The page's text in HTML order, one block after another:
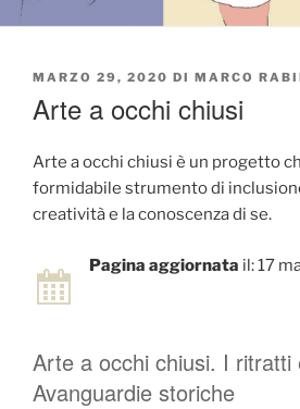
PUBBLICATO
MARZO 29, 2020 DI MARCO
Arte a occhi chiusi
Arte a occhi chiusi è un progetto
formidabile strumento di
creatività e la conoscenza di se.
Pagina aggiornata il: 17
Arte a occhi chiusi. I ritratti
Avanguardie storiche